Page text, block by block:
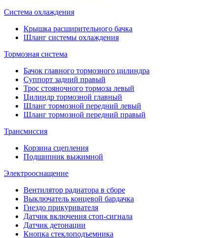
Система охлаждения
Крышка расширительного бачка
Шланг системы охлаждения
Тормозная система
Бачок главного тормозного цилиндра
Суппорт задний правый
Трос стояночного тормоза левый
Цилиндр тормозной главный
Шланг тормозной передний левый
Шланг тормозной передний правый
Трансмиссия
Корзина сцепления
Подшипник выжимной
Электрооснащение
Вентилятор радиатора в сборе
Выключатель концевой бардачка
Гнездо прикуривателя
Датчик включения стоп-сигнала
Датчик детонации
Кнопка стеклоподъемника